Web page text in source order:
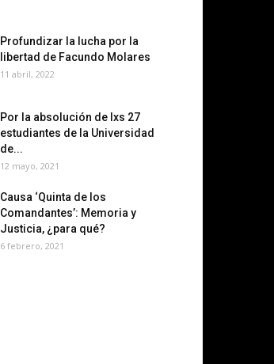
Profundizar la lucha por la
libertad de Facundo Molares
11 abril, 2022
Por la absolución de lxs 27
estudiantes de la Universidad
de...
12 mayo, 2021
Causa ‘Quinta de los
Comandantes’: Memoria y
Justicia, ¿para qué?
6 febrero, 2021